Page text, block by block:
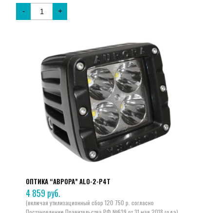
- +
ОПТИКА “АВРОРА” ALO-2-P4T
4 859 руб.